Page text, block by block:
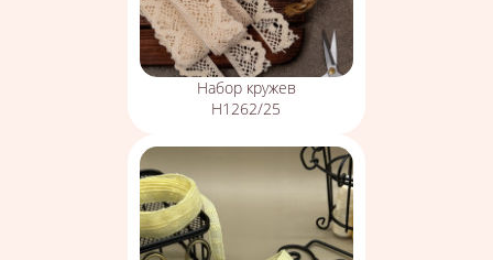
Набор кружев
Н1262/25